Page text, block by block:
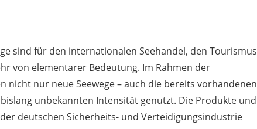
sind für den internationalen Seehandel, den Tourismus
von elementarer Bedeutung. Im Rahmen der
nicht nur neue Seewege – auch die bereits vorhandenen
unbekannten Intensität genutzt. Die Produkte und
deutschen Sicherheits- und Verteidigungsindustrie